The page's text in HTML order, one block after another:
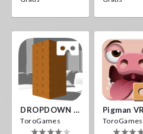
DROPDOWN VR
ToroGames
Pigman VR
ToroGames